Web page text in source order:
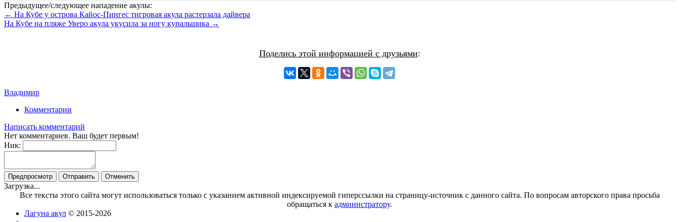
Предыдущее/следующее нападение акулы:
← На Кубе у острова Кайос-Пингес тигровая акула растерзала дайвера
На Кубе на пляже Уверо акула укусила за ногу купальщика →
Поделись этой информацией с друзьями:
Владимир
Комментарии
Написать комментарий
Нет комментариев. Ваш будет первым!
Ник:
Загрузка...
Все тексты этого сайта могут использоваться только с указанием активной индексируемой гиперссылки на страницу-источник с данного сайта. По вопросам авторского права просьба
обращаться к администратору.
Лагуна акул © 2015-2026